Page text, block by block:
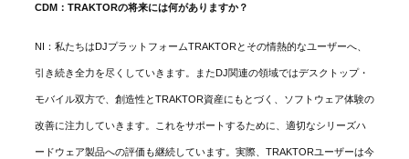
CDM：TRAKTORの将来には何がありますか？
NI：私たちはDJプラットフォームTRAKTORとその情熱的なユーザーへ、
引き続き全力を尽くしていきます。またDJ関連の領域ではデスクトップ・
モバイル双方で、創造性とTRAKTOR資産にもとづく、ソフトウェア体験の
改善に注力していきます。これをサポートするために、適切なシリーズハ
ードウェア製品への評価も継続しています。実際、TRAKTORユーザーは今